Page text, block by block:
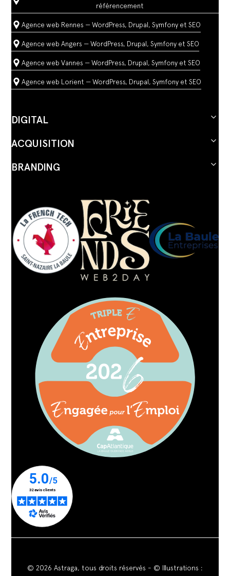
référencement
Agence web Rennes — WordPress, Drupal, Symfony et SEO
Agence web Angers — WordPress, Drupal, Symfony et SEO
Agence web Vannes — WordPress, Drupal, Symfony et SEO
Agence web Lorient — WordPress, Drupal, Symfony et SEO
DIGITAL
ACQUISITION
BRANDING
© 2026 Astraga, tous droits réservés - © Illustrations :